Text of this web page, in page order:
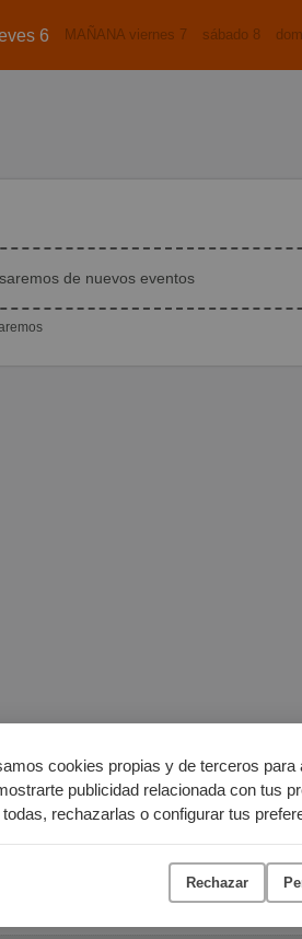
cookies propias y de terceros para
publicidad relacionada con tus
todas, rechazarlas o configurar tus
Rechazar
6 MAÑANA viernes 7 sábado 8
de nuevos eventos